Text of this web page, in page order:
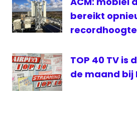
bereikt
recordhoogte
TOP 40 TV is
de maand bij